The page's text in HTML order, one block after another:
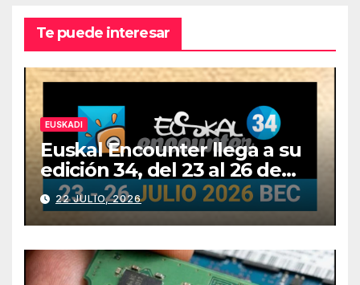
Te puede interesar
EUSKADI
Euskal Encounter llega a su
edición 34, del 23 al 26 de
julio
22 JULIO, 2026